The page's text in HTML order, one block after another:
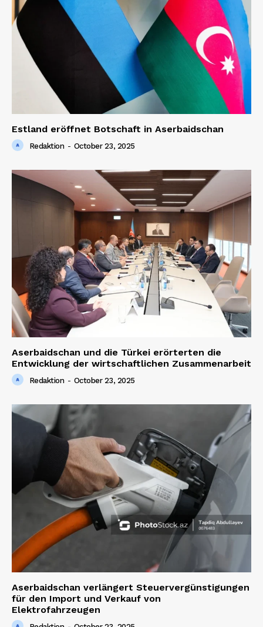
Estland eröffnet Botschaft in Aserbaidschan
Redaktion - October 23, 2025
Aserbaidschan und die Türkei erörterten die
Entwicklung der wirtschaftlichen Zusammenarbeit
Redaktion - October 23, 2025
Aserbaidschan verlängert Steuervergünstigungen
für den Import und Verkauf von
Elektrofahrzeugen